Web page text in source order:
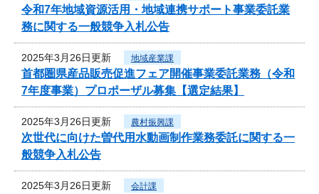
令和7年地域資源活用・地域連携サポート事業委託業
務に関する一般競争入札公告
2025年3月26日更新 地域産業課
首都圏県産品販売促進フェア開催事業委託業務（令和
7年度事業）プロポーザル募集【選定結果】
2025年3月26日更新 農村振興課
次世代に向けた曽代用水動画制作業務委託に関する一
般競争入札公告
2025年3月26日更新 会計課